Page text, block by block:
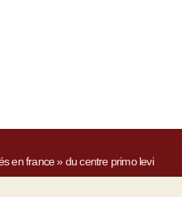
en france » du centre primo levi